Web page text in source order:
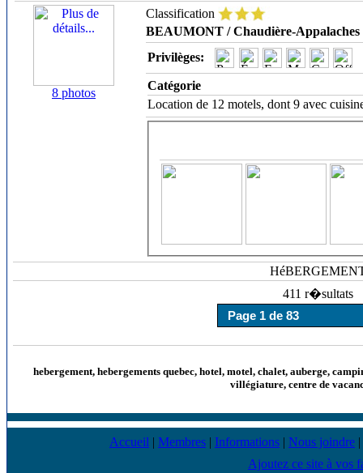
8 photos
Classification
BEAUMONT / Chaudière-Appalaches
Privilèges:
Catégorie
Location de 12 motels, dont 9 avec
411 r�sultats
hebergement, hebergements quebec, hotel, motel, chalet, auberge,
villégiature, centre de
Accueil | Membres | Informations | Nous joindre |
Ajoutez ce site à vos